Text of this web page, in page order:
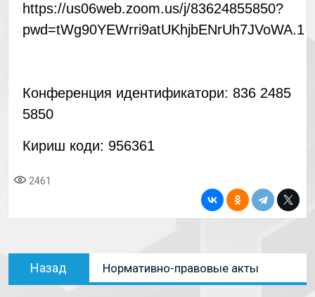
https://us06web.zoom.us/j/83624855850?
pwd=tWg90YEWrri9atUKhjbENrUh7JVoWA.1
Конференция идентификатори: 836 2485
5850
Кириш коди: 956361
2461
Назад Нормативно-правовые акты